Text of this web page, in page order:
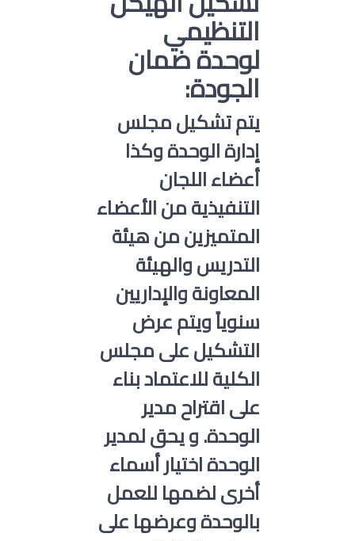
التنظيمي
لوحدة ضمان
الجودة:
يتم تشكيل مجلس
إدارة الوحدة وكذا
أعضاء اللجان
التنفيذية من الأعضاء
المتميزين من هيئة
التدريس والهيئة
المعاونة والإداريين
سنوياً ويتم عرض
التشكيل على مجلس
الكلية للاعتماد بناء
على اقتراح مدير
الوحدة. و يحق لمدير
الوحدة اختيار أسماء
أخرى لضمها للعمل
بالوحدة وعرضها على